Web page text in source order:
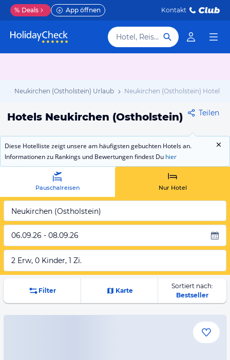
% Deals App öffnen Kontakt
Hotel, Reiseziel
Neukirchen (Ostholstein) Urlaub Neukirchen (Ostholstein) Hotels
Hotels Neukirchen (Ostholstein) Teilen
Diese Hotelliste zeigt unsere am häufigsten gebuchten Hotels an.
Informationen zu Rankings und Bewertungen findest Du hier
Pauschalreisen Nur Hotel
Neukirchen (Ostholstein)
06.09.26 - 08.09.26
2 Erw, 0 Kinder, 1 Zi.
Filter Karte
Sortiert nach:
Bestseller